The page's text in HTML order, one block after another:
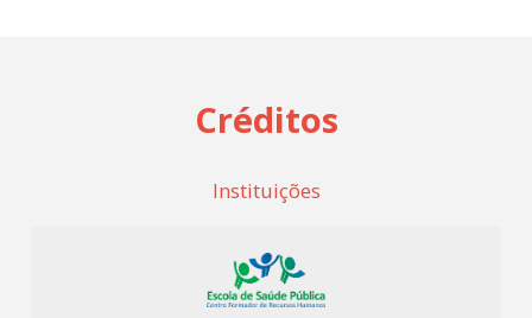
Créditos
Instituições